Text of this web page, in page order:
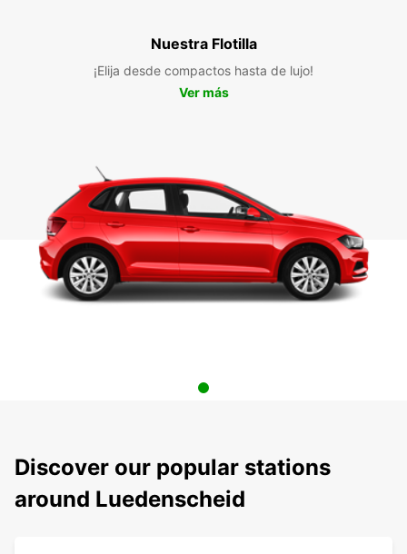
Nuestra Flotilla
¡Elija desde compactos hasta de lujo!
Ver más
Discover our popular stations
around Luedenscheid